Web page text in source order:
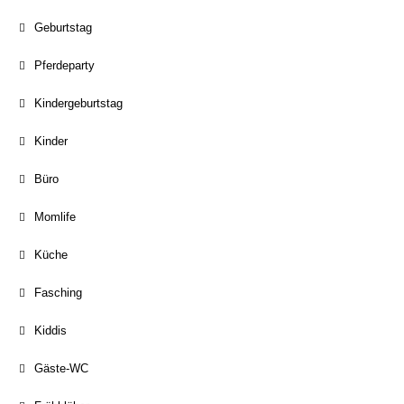
Geburtstag
Pferdeparty
Kindergeburtstag
Kinder
Büro
Momlife
Küche
Fasching
Kiddis
Gäste-WC